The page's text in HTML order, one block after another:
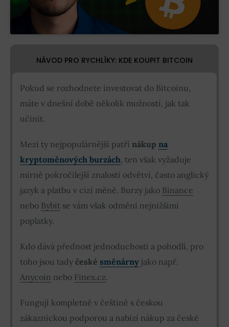
NÁVOD PRO RYCHLÍKY: KDE KOUPIT BITCOIN
Pokud se rozhodnete investovat do Bitcoinu,
máte v dnešní době několik možností, jak tak
učinit.
Mezi ty nejpopulárnější patří nákup na
kryptoměnových burzách , ten však vyžaduje
mírně pokročilejší znalosti odvětví, často anglický
jazyk a platbu v cizí měně. Burzy jako Binance
nebo Bybit se vám však odmění nejnižšími
poplatky.
Kdo dává přednost jednoduchosti a pohodlí, pro
toho jsou tady české směnárny jako např.
Anycoin nebo Finex.cz.
Fungují kompletně v češtině s českou
zákaznickou podporou a nabízí nákup za české